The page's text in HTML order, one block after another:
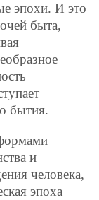
эпохи. И это
быта,
бытия.
и
человека,
эпоха